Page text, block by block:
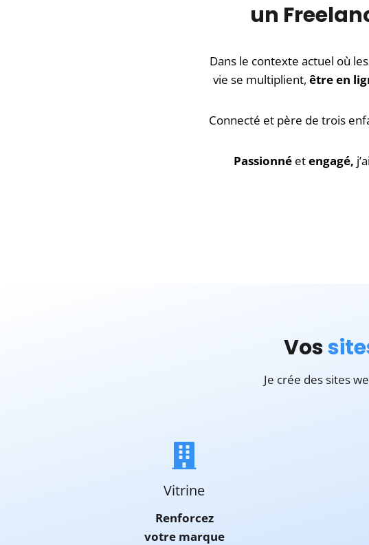
un
Dans le contexte actuel où
vie se multiplient, être en
Connecté et père de trois
Passionné etengagé,
Vos
Je crée des sites
Vitrine
Renforcez
votre marque